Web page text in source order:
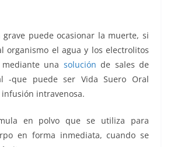
grave puede ocasionar la muerte, si
organismo el agua y los electrolitos
una solución de sales de
-que puede ser Vida Suero Oral
infusión intravenosa.
en polvo que se utiliza para
en forma inmediata, cuando se